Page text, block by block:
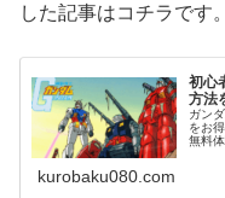
した記事はコチラです。
初心
方法
ガン
をお
無料
kurobaku080.com